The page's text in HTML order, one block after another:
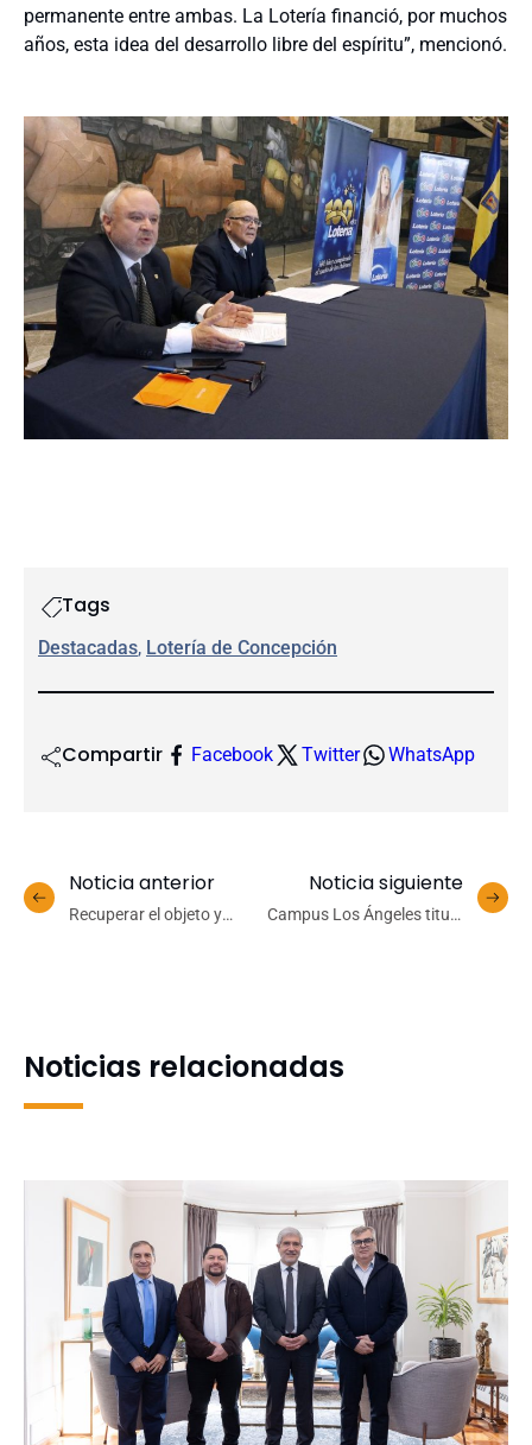
permanente entre ambas. La Lotería financió, por muchos
años, esta idea del desarrollo libre del espíritu”, mencionó.
Tags
Destacadas, Lotería de Concepción
Compartir Facebook Twitter WhatsApp
Noticia anterior
Recuperar el objeto y
Noticia siguiente
Campus Los Ángeles tituló
Noticias relacionadas